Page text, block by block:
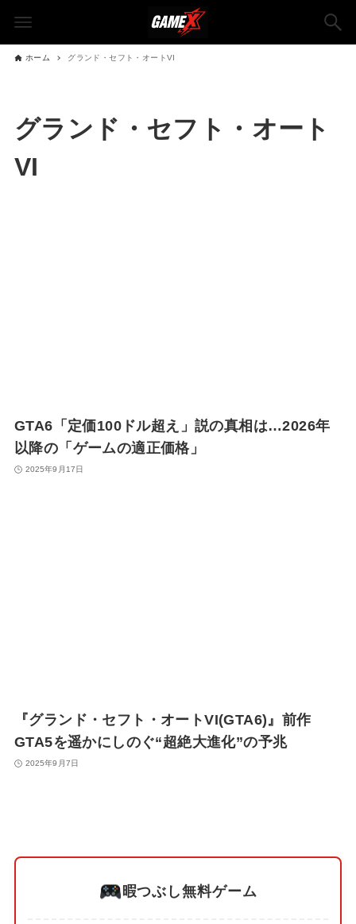
ホーム グランド・セフト・オートVI
グランド・セフト・オート
VI
GTA6「定価100ドル超え」説の真相は…2026年
以降の「ゲームの適正価格」
2025年9月17日
『グランド・セフト・オートVI(GTA6)』前作
GTA5を遥かにしのぐ“超絶大進化”の予兆
2025年9月7日
暇つぶし無料ゲーム